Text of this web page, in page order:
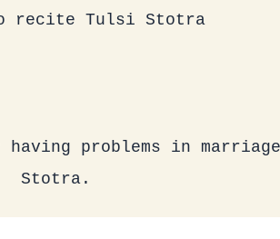
recite Tulsi Stotra
having problems in
Stotra.